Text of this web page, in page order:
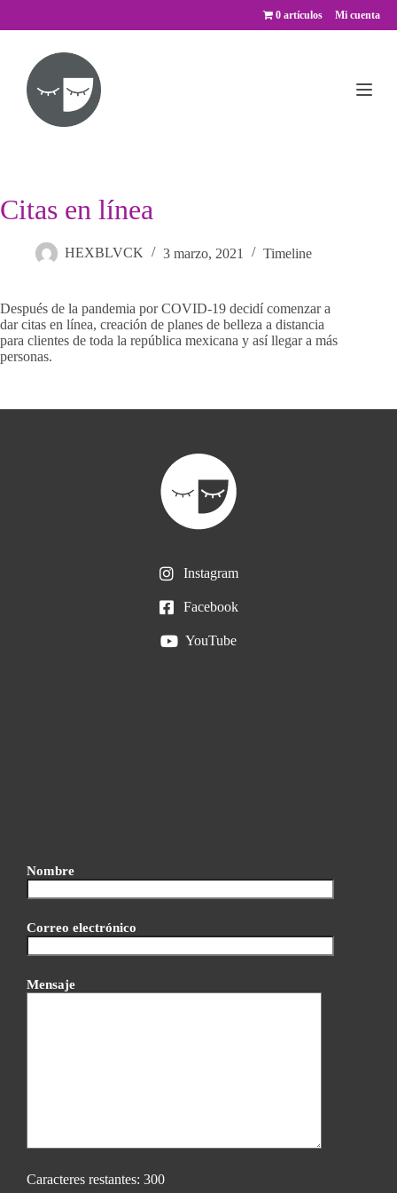
Mi cuenta
0 artículos
Citas en línea
HEXBLVCK 3 marzo, 2021 Timeline
Después de la pandemia por COVID-19 decidí comenzar a
dar citas en línea, creación de planes de belleza a distancia
para clientes de toda la república mexicana y así llegar a más
personas.
Instagram
Facebook
YouTube
Nombre
Correo electrónico
Mensaje
Caracteres restantes: 300